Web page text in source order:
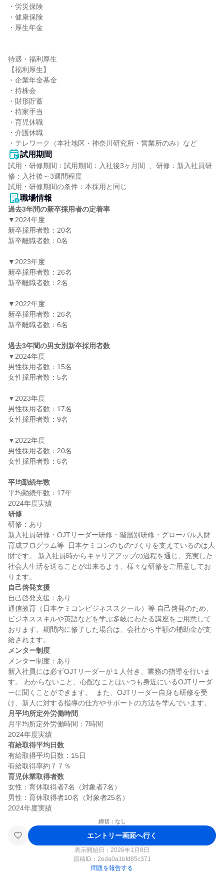
・労災保険
・健康保険
・厚生年金
待遇・福利厚生
【福利厚生】
・企業年金基金
・持株会
・財形貯蓄
・持家手当
・育児休職
・介護休職
・テレワーク（本社地区・神奈川研究所・営業所のみ）など
試用期間
試用・研修期間：試用期間：入社後3ヶ月間  、研修：新入社員研
修：入社後～3週間程度
職場情報
過去3年間の新卒採用者の定着率
▼2024年度
新卒採用者数：20名
新卒離職者数：0名
▼2023年度
新卒採用者数：26名
新卒離職者数：2名
▼2022年度
新卒採用者数：26名
新卒離職者数：6名
過去3年間の男女別新卒採用者数
▼2024年度
男性採用者数：15名
女性採用者数：5名
▼2023年度
男性採用者数：17名
女性採用者数：9名
▼2022年度
男性採用者数：20名
女性採用者数：6名
平均勤続年数
平均勤続年数：17年
研修
研修：あり
新入社員研修・OJTリーダー研修・階層別研修・グローバル人財
育成プログラム等  日本ケミコンのものづくりを支えているのは人
財です。 新入社員時からキャリアアップの過程を通じ、充実した
社会人生活を送ることが出来るよう、様々な研修をご用意してお
自己啓発支援
自己啓発支援：あり
通信教育（日本ケミコンビジネススクール）等 自己啓発のため、
ビジネススキルや英語などを学ぶ多岐にわたる講座をご用意して
おります。期間内に修了した場合は、会社から半額の補助金が支
メンター制度
メンター制度：あり
新入社員には必ずOJTリーダーが１人付き、業務の指導を行いま
す。 わからないこと、心配なことはいつも身近にいるOJTリーダ
ーに聞くことができます。  また、OJTリーダー自身も研修を受
月平均所定外労働時間
月平均所定外労働時間：7時間
有給取得平均日数
有給取得平均日数：15日
育児休業取得者数
女性：育休取得者7名（対象者7名）
男性：育休取得者10名（対象者25名）
締切：なし
エントリー画面へ行く
表示開始日：2026年1月8日
原稿ID： 2eda0a1bfd85c371
問題を報告する